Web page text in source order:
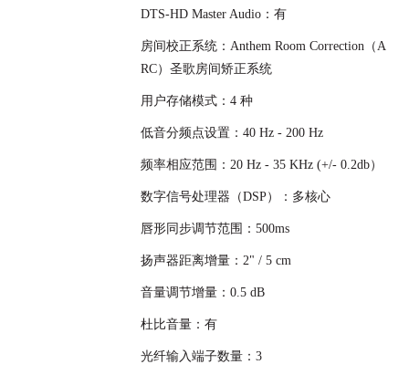
DTS-HD Master Audio：有
房间校正系统：Anthem Room Correction（A
RC）圣歌房间矫正系统
用户存储模式：4 种
低音分频点设置：40 Hz - 200 Hz
频率相应范围：20 Hz - 35 KHz (+/- 0.2db）
数字信号处理器（DSP）：多核心
唇形同步调节范围：500ms
扬声器距离增量：2" / 5 cm
音量调节增量：0.5 dB
杜比音量：有
光纤输入端子数量：3